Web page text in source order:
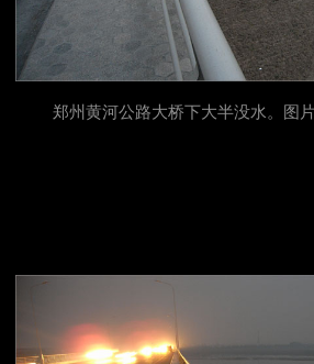
郑州黄河公路大桥下大半没水。图